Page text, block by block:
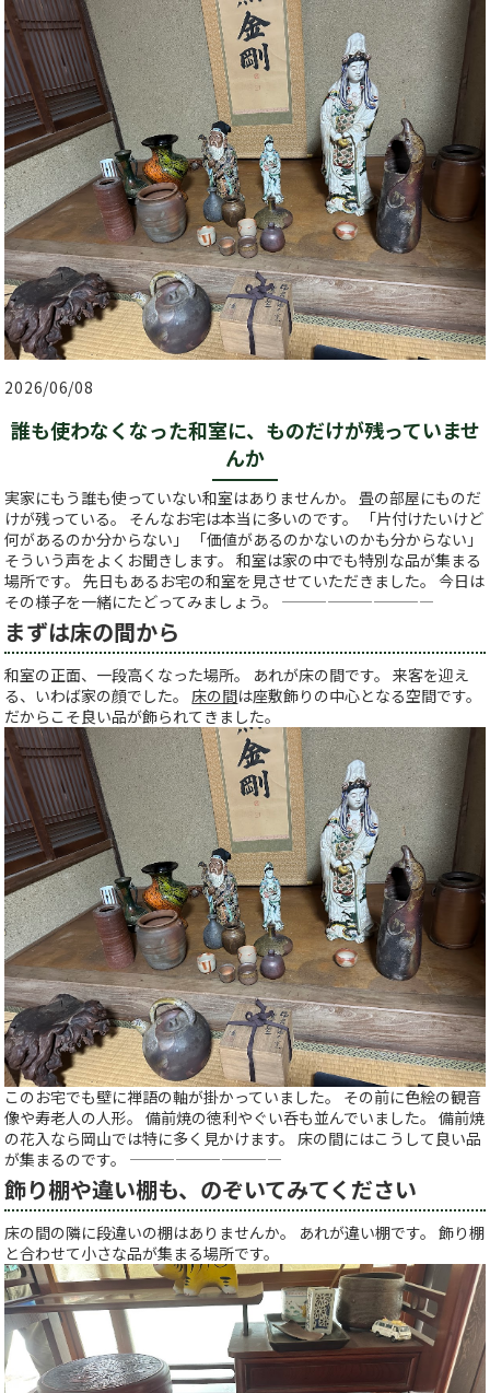
2026/06/08
誰も使わなくなった和室に、ものだけが残っていませ
んか
実家にもう誰も使っていない和室はありませんか。 畳の部屋にものだ
けが残っている。 そんなお宅は本当に多いのです。 「片付けたいけど
何があるのか分からない」 「価値があるのかないのかも分からない」
そういう声をよくお聞きします。 和室は家の中でも特別な品が集まる
場所です。 先日もあるお宅の和室を見させていただきました。 今日は
その様子を一緒にたどってみましょう。 ——————————
まずは床の間から
和室の正面、一段高くなった場所。 あれが床の間です。 来客を迎え
る、いわば家の顔でした。 床の間は座敷飾りの中心となる空間です。
だからこそ良い品が飾られてきました。
このお宅でも壁に禅語の軸が掛かっていました。 その前に色絵の観音
像や寿老人の人形。 備前焼の徳利やぐい呑も並んでいました。 備前焼
の花入なら岡山では特に多く見かけます。 床の間にはこうして良い品
が集まるのです。 ——————————
飾り棚や違い棚も、のぞいてみてください
床の間の隣に段違いの棚はありませんか。 あれが違い棚です。 飾り棚
と合わせて小さな品が集まる場所です。